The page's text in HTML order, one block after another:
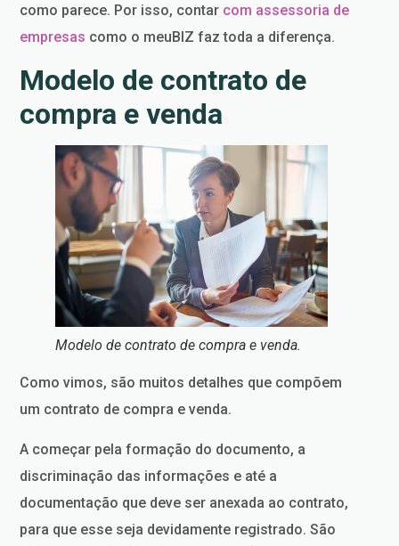
como parece. Por isso, contar com assessoria de
empresas como o meuBIZ faz toda a diferença.
Modelo de contrato de
compra e venda
Modelo de contrato de compra e venda.
Como vimos, são muitos detalhes que compõem
um contrato de compra e venda.
A começar pela formação do documento, a
discriminação das informações e até a
documentação que deve ser anexada ao contrato,
para que esse seja devidamente registrado. São